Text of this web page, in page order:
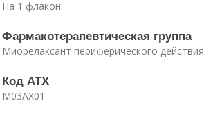
На 1 флакон:
Фармакотерапевтическая группа
Миорелаксант периферического действия
Код АТХ
M03AX01